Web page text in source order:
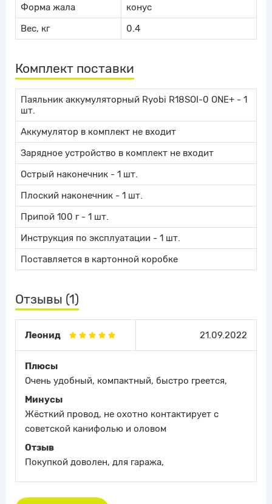
Форма жала
конус
Вес, кг
0.4
Комплект поставки
Паяльник аккумуляторный Ryobi R18SOI-0 ONE+ - 1
шт.
Аккумулятор в комплект не входит
Зарядное устройство в комплект не входит
Острый наконечник - 1 шт.
Плоский наконечник - 1 шт.
Припой 100 г - 1 шт.
Инструкция по эксплуатации - 1 шт.
Поставляется в картонной коробке
Отзывы (1)
Леонид 21.09.2022
Плюсы
Очень удобный, компактный, быстро греется,
Минусы
Жёсткий провод, не охотно контактирует с
советской канифолью и оловом
Отзыв
Покупкой доволен, для гаража,